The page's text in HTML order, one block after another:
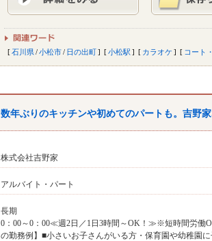
石川県/小松市/ 日の出町 小松駅 カラオケ コート
数年ぶりのキッチンや初めてのパートも。吉野
株式会社吉野家
アルバイト・パート
長期
0：00～0：00≪週2日／1日3時間～OK！≫※短時間労働
の勤務例】■小さいお子さんがいる方・保育園や幼稚園